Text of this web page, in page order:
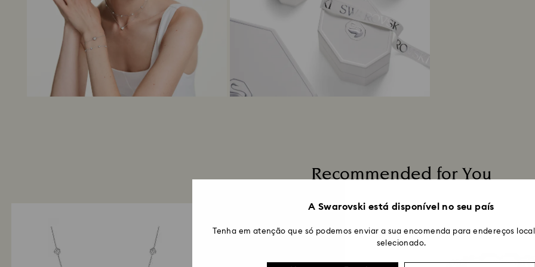
Recommended for You
A Swarovski está disponível no seu país
Tenha em atenção que só podemos enviar a sua encomenda para endereços
selecionado.